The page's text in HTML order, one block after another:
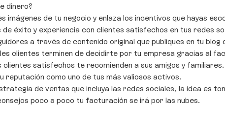
dinero?
imágenes de tu negocio y enlaza los incentivos que hayas
éxito y experiencia con clientes satisfechos en tus redes
a través de contenido original que publiques en tu
clientes terminen de decidirte por tu empresa gracias al
clientes satisfechos te recomienden a sus amigos y
reputación como uno de tus más valiosos activos.
de ventas que incluya las redes sociales, la idea es
poco a poco tu facturación se irá por las nubes.